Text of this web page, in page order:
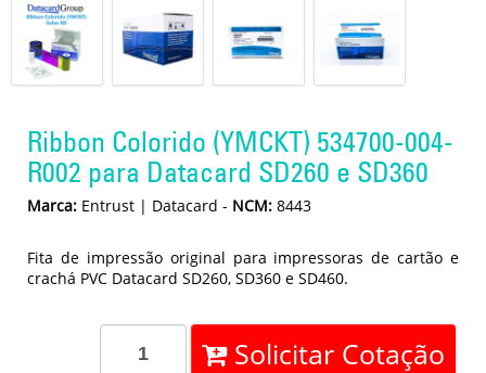
Ribbon Colorido (YMCKT) 534700-004-
R002 para Datacard SD260 e SD360
Marca: Entrust | Datacard - NCM: 8443
Fita de impressão original para impressoras de cartão e
crachá PVC Datacard SD260, SD360 e SD460.
Solicitar Cotação